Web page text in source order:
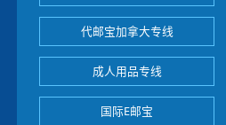
代邮宝加拿大专线
成人用品专线
国际E邮宝